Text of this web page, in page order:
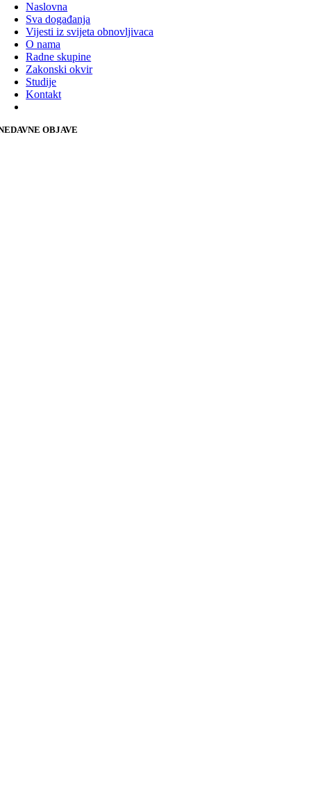
Naslovna
Sva događanja
Vijesti iz svijeta obnovljivaca
O nama
Radne skupine
Zakonski okvir
Studije
Kontakt
OBJAVE